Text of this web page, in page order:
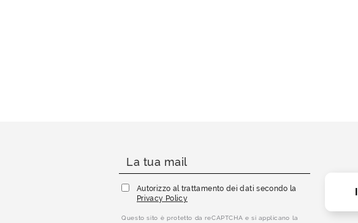
Autorizzo al trattamento dei dati secondo la
Privacy Policy
Questo sito è protetto da reCAPTCHA e si applicano la